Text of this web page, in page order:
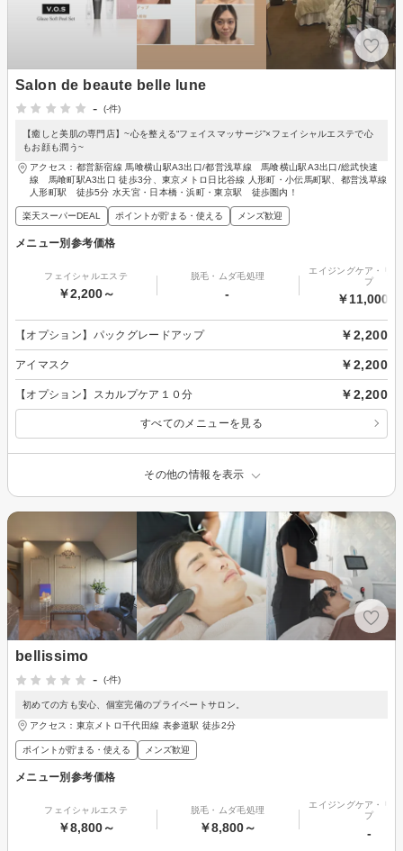
Salon de beaute belle lune
-
(-件)
【癒しと美肌の専門店】~心を整える“フェイスマッサージ”×フェイシャルエステで心
もお顔も潤う~
アクセス：都営新宿線 馬喰横山駅A3出口/都営浅草線 馬喰横山駅A3出口/総武快速
線 馬喰町駅A3出口 徒歩3分、東京メトロ日比谷線 人形町・小伝馬町駅、都営浅草線
人形町駅 徒歩5分 水天宮・日本橋・浜町・東京駅 徒歩圏内！
楽天スーパーDEAL ポイントが貯まる・使える メンズ歓迎
メニュー別参考価格
フェイシャルエステ
￥2,200～
脱毛・ムダ毛処理
-
エイジングケア・リ
プ
￥11,000～
【オプション】パックグレードアップ ￥2,200
アイマスク ￥2,200
【オプション】スカルプケア１０分 ￥2,200
すべてのメニューを見る
その他の情報を表示
bellissimo
-
(-件)
初めての方も安心、個室完備のプライベートサロン。
アクセス：東京メトロ千代田線 表参道駅 徒歩2分
ポイントが貯まる・使える メンズ歓迎
メニュー別参考価格
フェイシャルエステ
￥8,800～
脱毛・ムダ毛処理
￥8,800～
エイジングケア・リ
プ
-